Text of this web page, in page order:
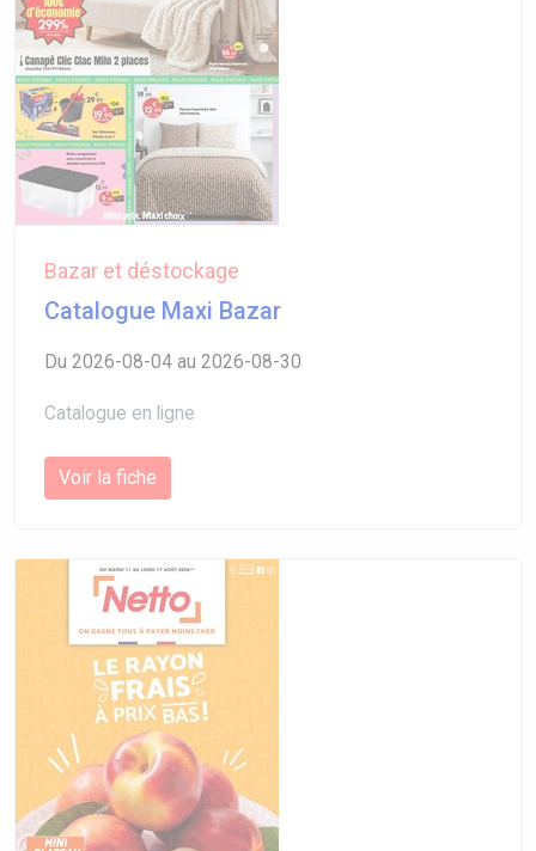
Bazar et déstockage
Catalogue Maxi Bazar
Du 2026-08-04 au 2026-08-30
Catalogue en ligne
Voir la fiche